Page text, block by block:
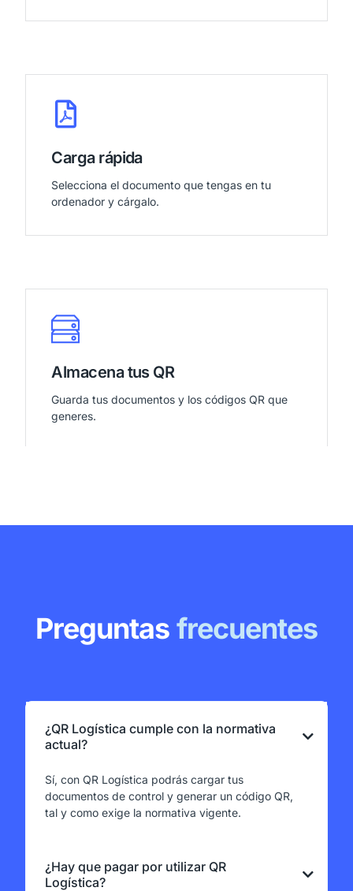
Carga rápida
Selecciona el documento que tengas en tu
ordenador y cárgalo.
Almacena tus QR
Guarda tus documentos y los códigos QR que
generes.
Preguntas frecuentes
¿QR Logística cumple con la normativa
actual?
Sí, con QR Logística podrás cargar tus
documentos de control y generar un código QR,
tal y como exige la normativa vigente.
¿Hay que pagar por utilizar QR
Logística?